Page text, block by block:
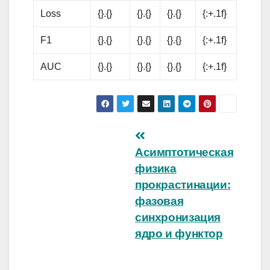
Loss {}.{} {}.{} {}.{} {:+.1f}
F1 {}.{} {}.{} {}.{} {:+.1f}
AUC {}.{} {}.{} {}.{} {:+.1f}
Навигация
Асимптотическая
физика
прокрастинации:
фазовая
синхронизация
ядро и функтор